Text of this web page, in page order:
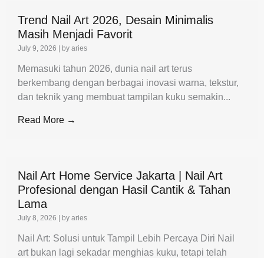
Trend Nail Art 2026, Desain Minimalis
Masih Menjadi Favorit
July 9, 2026 by aries
Memasuki tahun 2026, dunia nail art terus
berkembang dengan berbagai inovasi warna, tekstur,
dan teknik yang membuat tampilan kuku semakin...
Read More →
Nail Art Home Service Jakarta | Nail Art
Profesional dengan Hasil Cantik & Tahan
Lama
July 8, 2026 by aries
Nail Art: Solusi untuk Tampil Lebih Percaya Diri Nail
art bukan lagi sekadar menghias kuku, tetapi telah